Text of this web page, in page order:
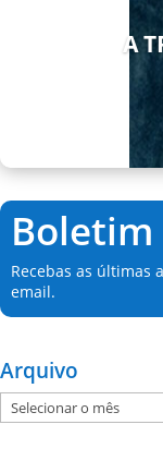
A
Boletim
Recebas as últimas
email.
Arquivo
Arquivo